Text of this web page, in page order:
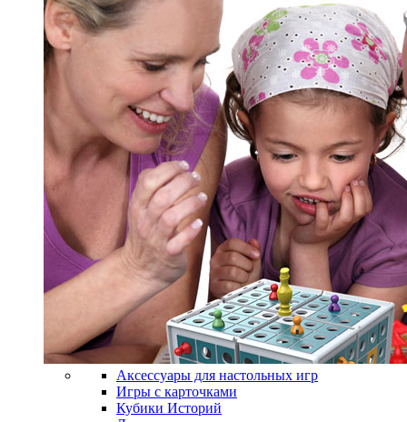
Аксессуары для настольных игр
Игры с карточками
Кубики Историй